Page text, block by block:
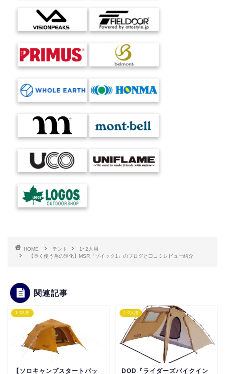
HOME テント
1~2人用
【長く使う為の進化】MSR『ゾイック1』のブログと口コミレビュー紹介
関連記事
1~2人用
【ソロキャンプスタートパッ
1~2人用
DOD『ライダーズバイクイン